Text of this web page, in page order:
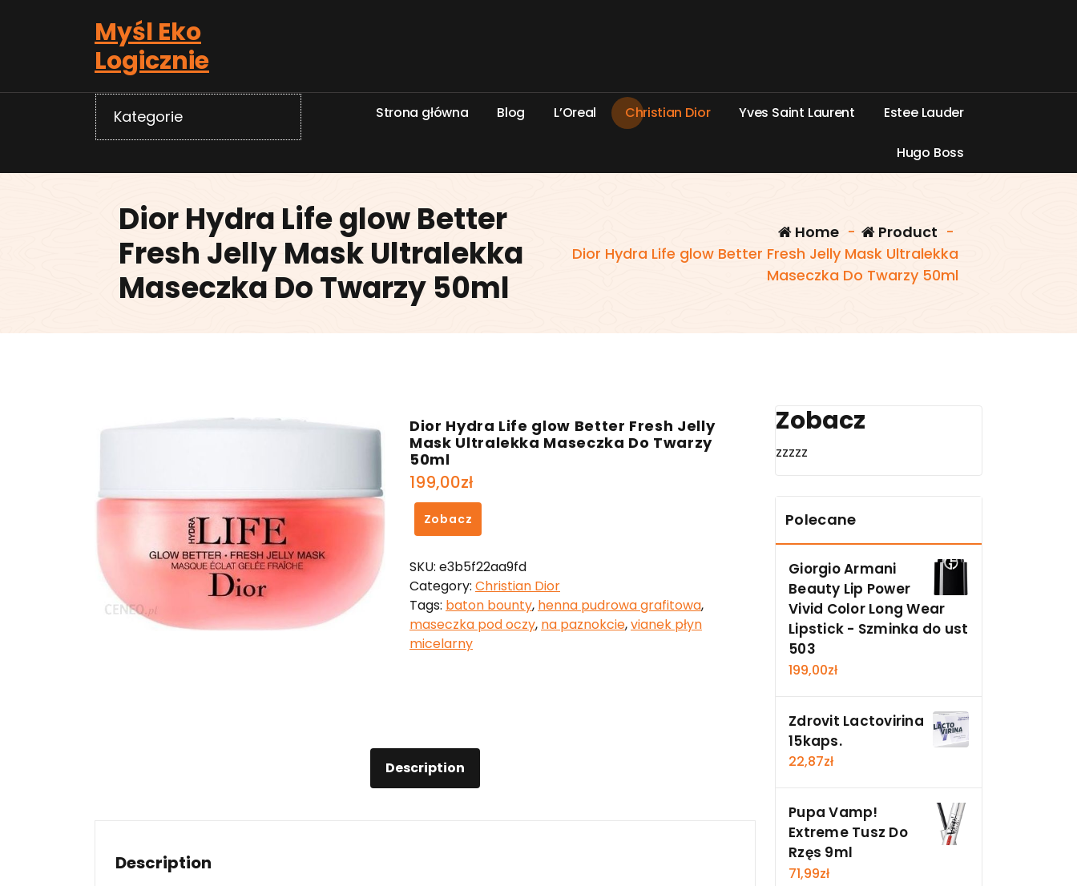
Myśl Eko
Logicznie
Kategorie Strona główna Blog L’Oreal Christian Dior Yves Saint Laurent Estee Lauder
Hugo Boss
Dior Hydra Life glow Better
Fresh Jelly Mask Ultralekka
Maseczka Do Twarzy 50ml
Home - Product -
Dior Hydra Life glow Better Fresh Jelly Mask Ultralekka
Maseczka Do Twarzy 50ml
Dior Hydra Life glow Better Fresh Jelly
Mask Ultralekka Maseczka Do Twarzy
50ml
199,00zł
Zobacz
SKU: e3b5f22aa9fd
Category: Christian Dior
Tags: baton bounty, henna pudrowa grafitowa,
maseczka pod oczy, na paznokcie,vianek płyn
micelarny
Description
Description
Zobacz
zzzzz
Polecane
Giorgio Armani
Beauty Lip Power
Vivid Color Long Wear
Lipstick - Szminka do ust
503
199,00zł
Zdrovit Lactovirina
15kaps.
22,87zł
Pupa Vamp!
Extreme Tusz Do
Rzęs 9ml
71,99zł